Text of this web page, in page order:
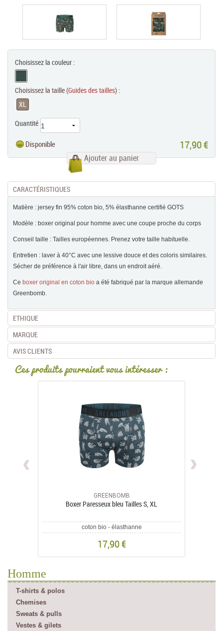
Choisissez la couleur :
Choisissez la taille (Guides des tailles) :
XL
Quantité
Disponible 17,90 €
Ajouter au panier
CARACTÉRISTIQUES
Matière : jersey fin 95% coton bio, 5% élasthanne certifié GOTS
Modèle : boxer original pour homme avec une coupe proche du corps
Conseil taille : Tailles européennes. Prenez votre taille habituelle.
Entretien : laver à 40°C avec une lessive douce et des coloris similaires.
Sécher de préférence à l'air libre, dans un endroit aéré.
Ce boxer original en coton bio a été fabriqué par la marque allemande
Greenbomb.
ETHIQUE
MARQUE
AVIS CLIENTS
Ces produits pourraient vous intéresser :
GREENBOMB
Boxer Paresseux bleu Tailles S, XL
coton bio - élasthanne
17,90 €
Homme
T-shirts & polos
Chemises
Sweats & pulls
Vestes & gilets